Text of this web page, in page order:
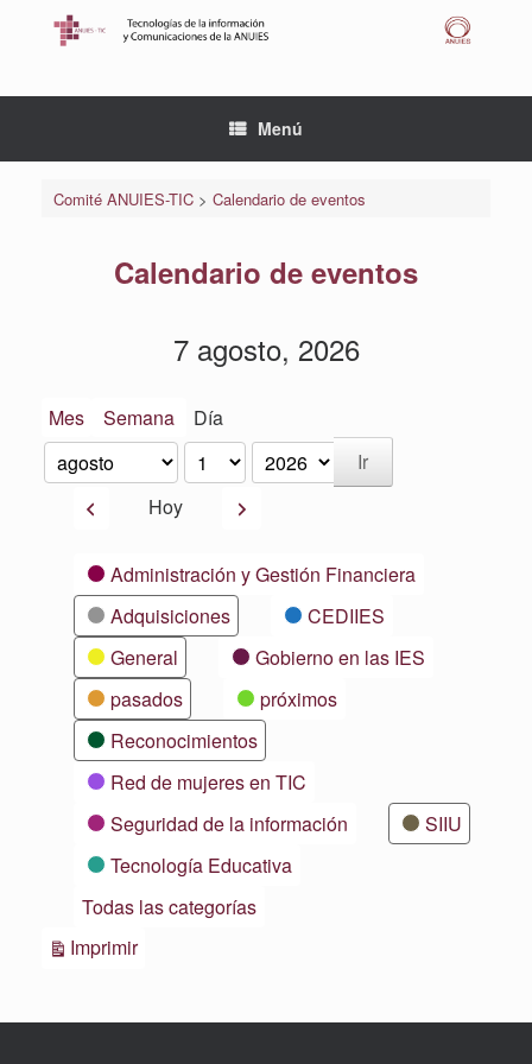
Menú
Comité ANUIES-TIC> Calendario de eventos
Calendario de eventos
7 agosto, 2026
Mes Semana Día
Mes
Día
Año
AnteriorHoy Siguiente
CategoríasAdministración y Gestión Financiera
Adquisiciones
CEDIIES
General
Gobierno en las IES
pasados
próximos
Reconocimientos
Red de mujeres en TIC
Seguridad de la información
SIIU
Tecnología Educativa
Todas las categorías
ImprimirVistas